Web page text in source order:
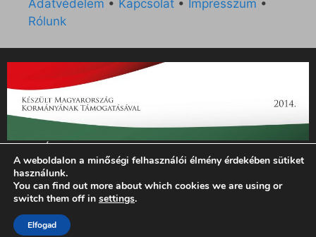
Adatvédelem • Kapcsolat • Impresszum •
Rólunk
„Az Új Ember katolikus hetilap 2014. évi működésének
támogatását az EGYH-KCP-14-P-0121 sz. támogatási
szerződés keretében 3 000 000 Ft összegben támogatta az
Emberi Erőforrások Minisztériuma.”
© 2026 Magyar Kurír - Új Ember
A weboldalon a minőségi felhasználói élmény érdekében sütiket
használunk.
You can find out more about which cookies we are using or
switch them off in settings.
Elfogad